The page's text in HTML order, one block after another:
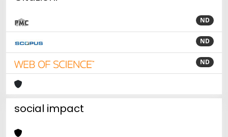
ND
ND
ND
social impact